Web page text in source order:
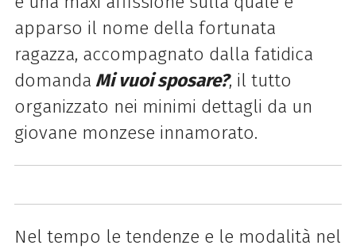
apparso il nome della fortunata
ragazza, accompagnato dalla fatidica
domanda Mi vuoi sposare?, il tutto
organizzato nei minimi dettagli da un
giovane monzese innamorato.
Nel tempo le tendenze e le modalità nel